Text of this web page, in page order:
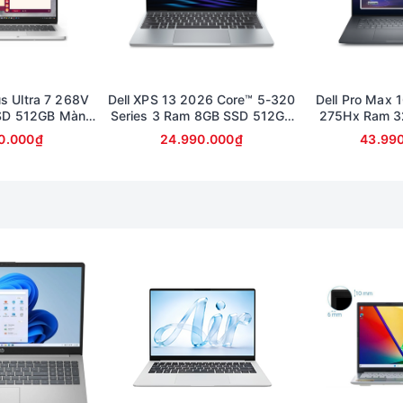
nghệ khử nhiễu dựa trên mạng thần kinh để loại bỏ đi
thanh được lọc cũng rất rõ ràng và trong trẻo.
nghiệm khi gõ phím được đánh giá khá cao. Bàn phím được
sử dụng thoải mái hơn rất nhiều. Cảm giác cham vào vô
chiếc laptop này cũng được trang bị khá đầy đủ các cổng kết
Ultra 7 268V
512GB Màn
Touch
Dell XPS 13 2026 Core™ 5-320
Series 3 Ram 8GB SSD 512GB
Màn 13.4inch 2K cảm ứng
24.990.000₫
Dell Pro Max
275Hx Ram
Card RTX
FullHD (bảo